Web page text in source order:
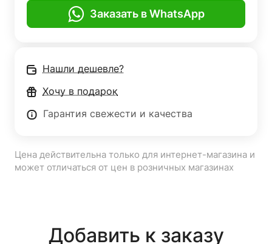
Заказать в WhatsApp
Нашли дешевле?
Хочу в подарок
Гарантия свежести и качества
Цена действительна только для интернет-магазина и
может отличаться от цен в розничных магазинах
Добавить к заказу